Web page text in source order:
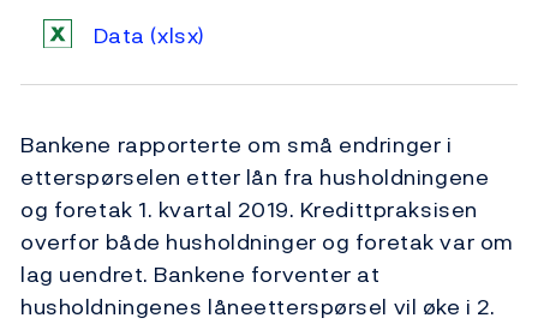
Data (xlsx)
Bankene rapporterte om små endringer i
etterspørselen etter lån fra husholdningene
og foretak 1. kvartal 2019. Kredittpraksisen
overfor både husholdninger og foretak var om
lag uendret. Bankene forventer at
husholdningenes låneetterspørsel vil øke i 2.